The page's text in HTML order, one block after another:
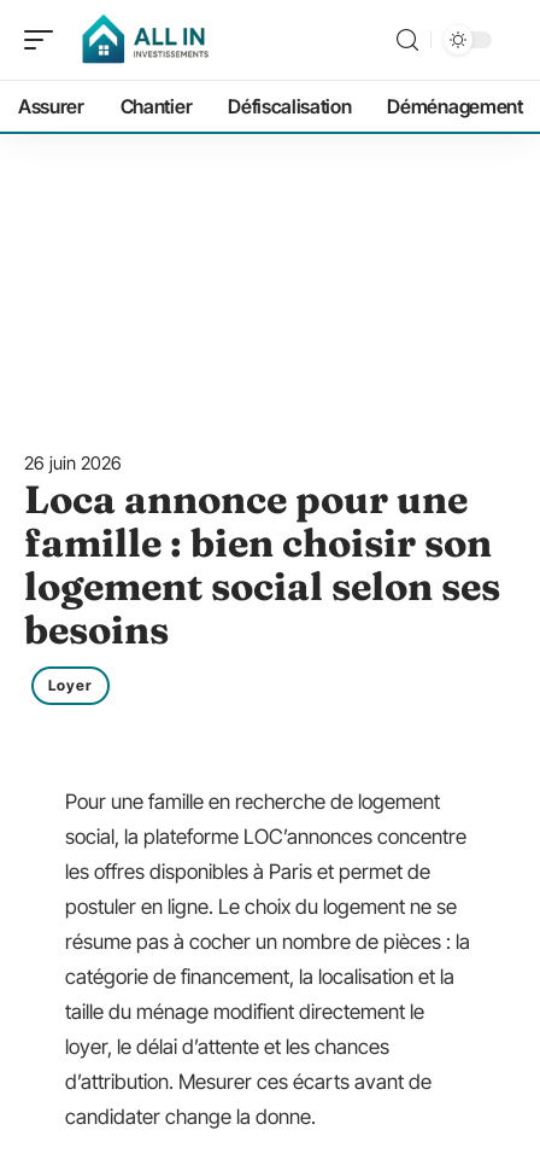
Assurer Chantier Défiscalisation Déménagement
26 juin 2026
Loca annonce pour une
famille : bien choisir son
logement social selon ses
besoins
Loyer
Pour une famille en recherche de logement
social, la plateforme LOC’annonces concentre
les offres disponibles à Paris et permet de
postuler en ligne. Le choix du logement ne se
résume pas à cocher un nombre de pièces : la
catégorie de financement, la localisation et la
taille du ménage modifient directement le
loyer, le délai d’attente et les chances
d’attribution. Mesurer ces écarts avant de
candidater change la donne.